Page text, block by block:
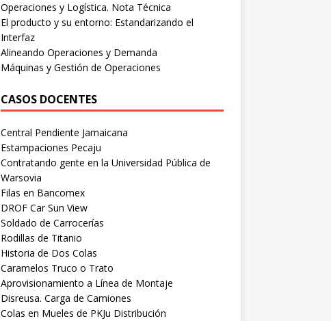
Operaciones y Logística. Nota Técnica
El producto y su entorno: Estandarizando el
Interfaz
Alineando Operaciones y Demanda
Máquinas y Gestión de Operaciones
CASOS DOCENTES
Central Pendiente Jamaicana
Estampaciones Pecaju
Contratando gente en la Universidad Pública de
Warsovia
Filas en Bancomex
DROF Car Sun View
Soldado de Carrocerías
Rodillas de Titanio
Historia de Dos Colas
Caramelos Truco o Trato
Aprovisionamiento a Línea de Montaje
Disreusa. Carga de Camiones
Colas en Mueles de PKJu Distribución